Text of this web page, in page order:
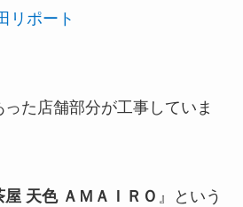
リポート
た店舗部分が工事していま
屋 天色 ＡＭＡＩＲＯ 』という